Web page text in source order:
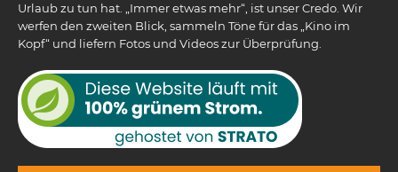
Urlaub zu tun hat. „Immer etwas mehr“, ist unser Credo. Wir
werfen den zweiten Blick, sammeln Töne für das „Kino im
Kopf“ und liefern Fotos und Videos zur Überprüfung.